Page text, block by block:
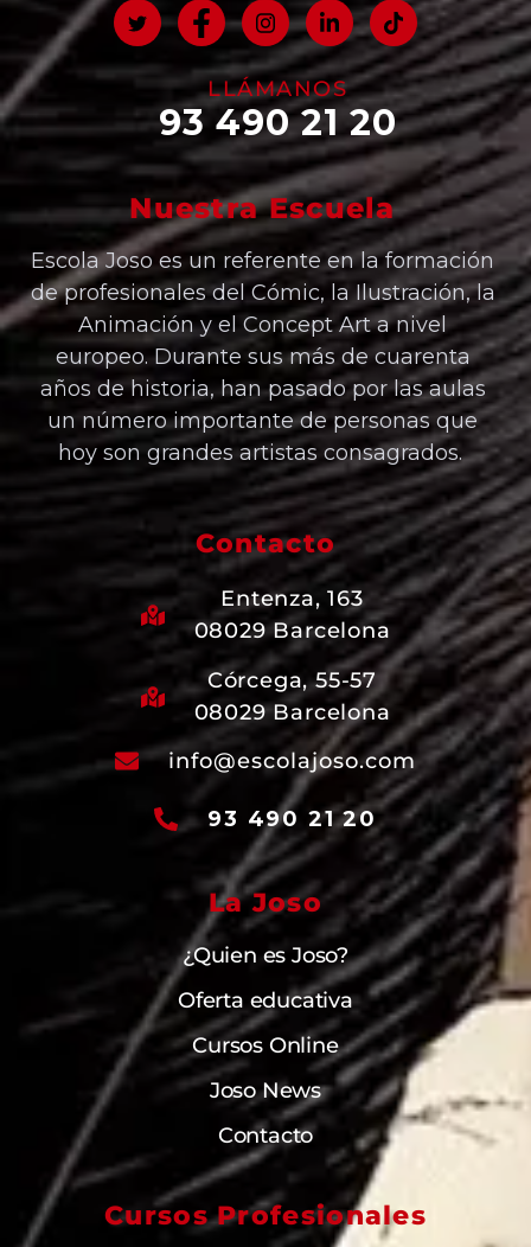
LLÁMANOS
93 490 21 20
Nuestra Escuela
Escola Joso es un referente en la formación
de profesionales del Cómic, la Ilustración, la
Animación y el Concept Art a nivel
europeo. Durante sus más de cuarenta
años de historia, han pasado por las aulas
un número importante de personas que
hoy son grandes artistas consagrados.
Contacto
Entenza, 163
08029 Barcelona
Córcega, 55-57
08029 Barcelona
info@escolajoso.com
93 490 21 20
La Joso
¿Quien es Joso?
Oferta educativa
Cursos Online
Joso News
Contacto
Cursos Profesionales